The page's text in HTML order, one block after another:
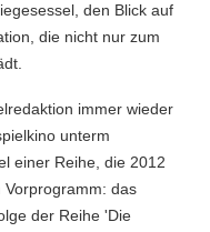
den Blick auf
die nicht nur zum
immer wieder
unterm
einer Reihe, die 2012
das
der Reihe 'Die